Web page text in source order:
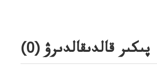
پىكىر قالدىقالدىرۋ (0
)